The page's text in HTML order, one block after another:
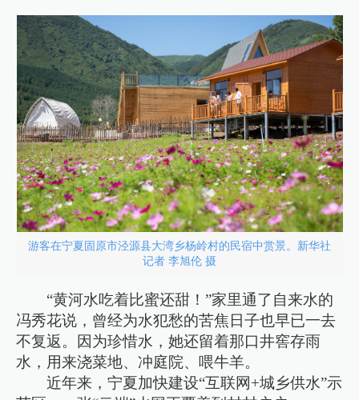
游客在宁夏固原市泾源县大湾乡杨岭村的民宿中赏景。新华社
记者 李旭伦 摄
“黄河水吃着比蜜还甜！”家里通了自来水的
冯秀花说，曾经为水犯愁的苦焦日子也早已一去
不复返。因为珍惜水，她还留着那口井窖存雨
水，用来浇菜地、冲庭院、喂牛羊。
近年来，宁夏加快建设“互联网+城乡供水”示